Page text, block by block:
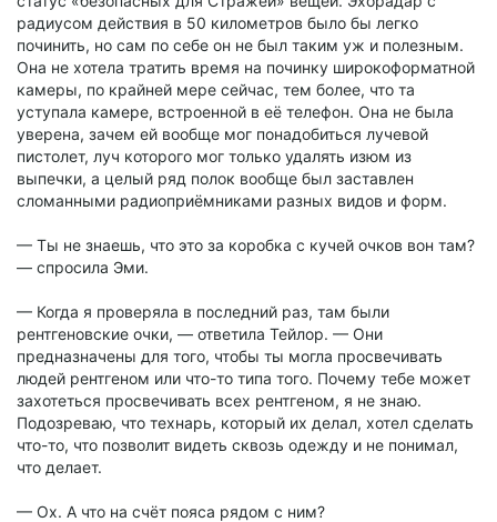
радиусом действия в 50 километров было бы легко
починить, но сам по себе он не был таким уж и полезным.
Она не хотела тратить время на починку широкоформатной
камеры, по крайней мере сейчас, тем более, что та
уступала камере, встроенной в её телефон. Она не была
уверена, зачем ей вообще мог понадобиться лучевой
пистолет, луч которого мог только удалять изюм из
выпечки, а целый ряд полок вообще был заставлен
сломанными радиоприёмниками разных видов и форм.
— Ты не знаешь, что это за коробка с кучей очков вон там?
— спросила Эми.
— Когда я проверяла в последний раз, там были
рентгеновские очки, — ответила Тейлор. — Они
предназначены для того, чтобы ты могла просвечивать
людей рентгеном или что-то типа того. Почему тебе может
захотеться просвечивать всех рентгеном, я не знаю.
Подозреваю, что технарь, который их делал, хотел сделать
что-то, что позволит видеть сквозь одежду и не понимал,
что делает.
— Ох. А что на счёт пояса рядом с ним?